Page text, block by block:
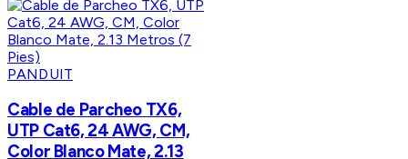
PANDUIT
Cable de Parcheo TX6,
UTP Cat6, 24 AWG, CM,
Color Blanco Mate, 2.13